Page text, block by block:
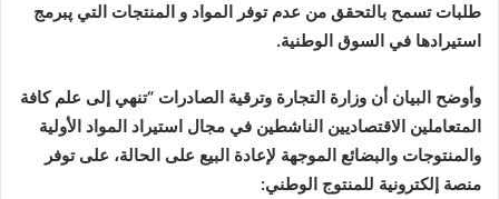
طلبات تسمح بالتحقق من عدم توفر المواد و المنتجات التي پبرمج
استيرادها في السوق الوطنية.
وأوضح البيان أن وزارة التجارة وترقية الصادرات “تنهي إلى علم كافة
المتعاملين الاقتصاديين الناشطين في مجال استيراد المواد الأولية
والمنتوجات والبضائع الموجهة لإعادة البيع على الحالة، على توفر
منصة إلكترونية للمنتوج الوطني: